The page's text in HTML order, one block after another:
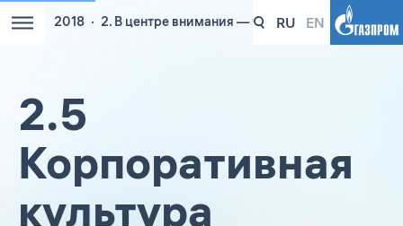
2018 2. В центре внимания — человек. Люди в
RU EN
2.5
Корпоративная
культура